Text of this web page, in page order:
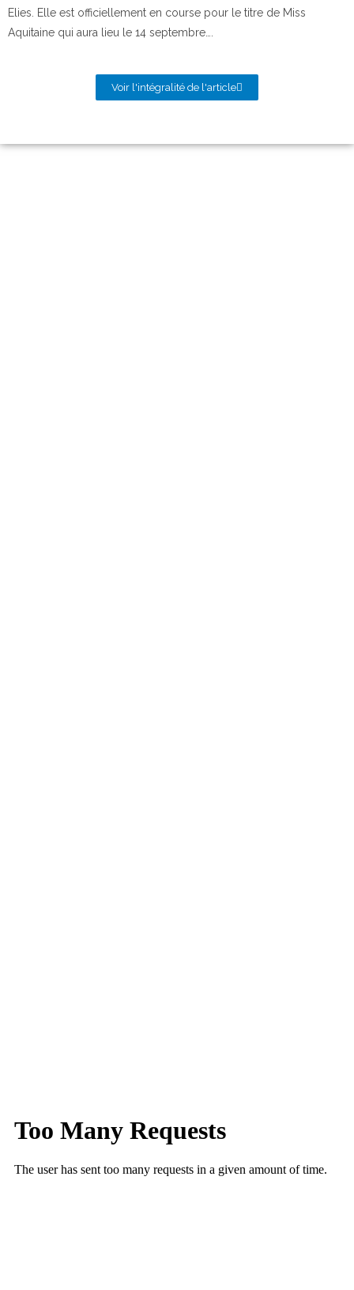
Elies. Elle est officiellement en course pour le titre de Miss
Aquitaine qui aura lieu le 14 septembre….
Voir l'intégralité de l'article